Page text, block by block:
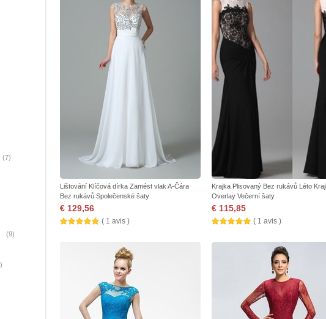
(7)
(9)
Lištování Klíčová dírka Zamést vlak A-Čára
Bez rukávů Společenské šaty
€ 129,56
( 1 avis )
Krajka Plisovaný Bez rukávů Léto
Overlay Večerní šaty
€ 115,85
( 1 avis )